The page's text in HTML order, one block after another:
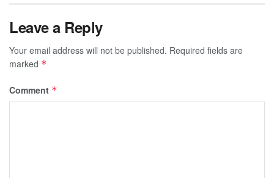
Leave a Reply
Your email address will not be published. Required fields are
marked *
Comment *